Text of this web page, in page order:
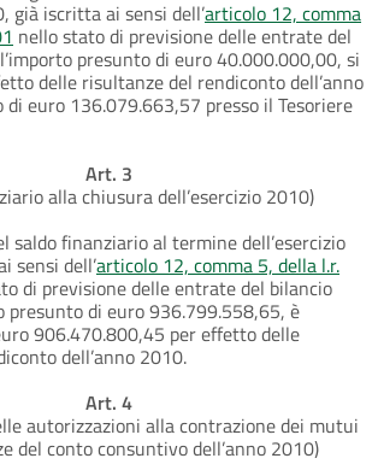
già iscritta ai sensi dell’articolo 12, comma
nello stato di previsione delle entrate del
presunto di euro 40.000.000,00, si
delle risultanze del rendiconto dell’anno
di euro 136.079.663,57 presso il Tesoriere
Art. 3
alla chiusura dell’esercizio 2010)
saldo finanziario al termine dell’esercizio
sensi dell’articolo 12, comma 5, della l.r.
di previsione delle entrate del bilancio
presunto di euro 936.799.558,65, è
906.470.800,45 per effetto delle
dell’anno 2010.
Art. 4
autorizzazioni alla contrazione dei mutui
del conto consuntivo dell’anno 2010)